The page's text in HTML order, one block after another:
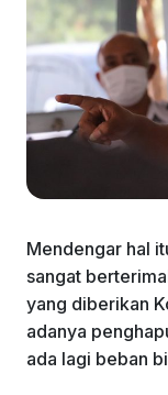
Mendengar hal
sangat
yang diberikan
adanya
ada lagi beban